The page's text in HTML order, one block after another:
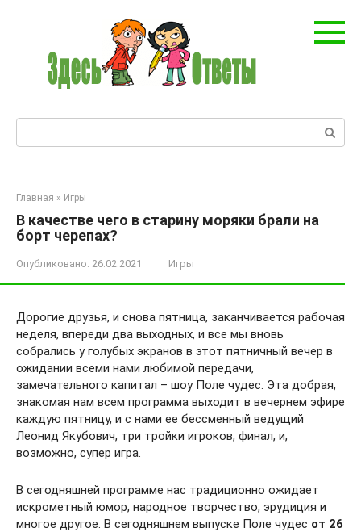
Поиск:
Главная » Игры
В качестве чего в старину моряки брали на
борт черепах?
Опубликовано: 26.02.2021 Игры
Дорогие друзья, и снова пятница, заканчивается рабочая
неделя, впереди два выходных, и все мы вновь
собрались у голубых экранов в этот пятничный вечер в
ожидании всеми нами любимой передачи,
замечательного капитал – шоу Поле чудес. Эта добрая,
знакомая нам всем программа выходит в вечернем эфире
каждую пятницу, и с нами ее бессменный ведущий
Леонид Якубович, три тройки игроков, финал, и,
возможно, супер игра.
В сегодняшней программе нас традиционно ожидает
искрометный юмор, народное творчество, эрудиция и
многое другое. В сегодняшнем выпуске Поле чудес от 26